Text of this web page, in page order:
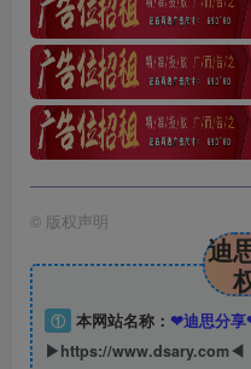
© 版权声明
迪
① 本网站名称： ❤迪思分享
▶https://www.dsary.com◀